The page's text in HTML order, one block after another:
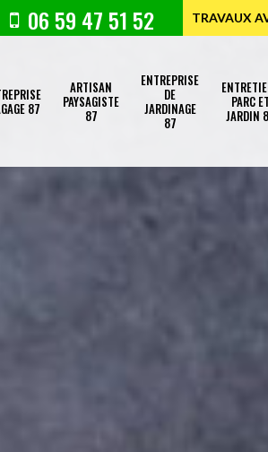
06 59 47 51 52 TRAVAUX
87
ARTISAN
PAYSAGISTE
87
ENTREPRISE
DE
JARDINAGE
87
PARC ET
JARDIN